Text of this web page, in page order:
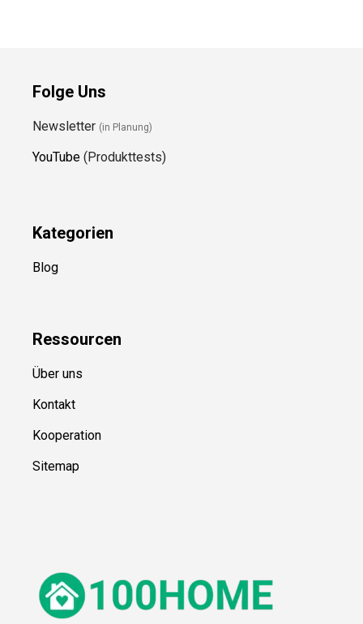
Folge Uns
Newsletter (in Planung)
YouTube (Produkttests)
Kategorien
Blog
Ressourcen
Über uns
Kontakt
Kooperation
Sitemap